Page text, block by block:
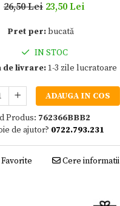
26,50 Lei 23,50 Lei
Pret per:bucată
IN STOC
de livrare:1-3 zile lucratoare
ADAUGA IN COS
Produs: 762366BBB2
de ajutor? 0722.793.231
Cere informatii